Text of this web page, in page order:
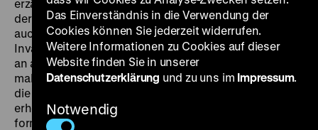
erzählt vom Hurrapatriotismus der Bürger, vom Elend
der Soldaten, vom Schmerz und vom Wahnsinn und
auch von der Vergewaltigung der Frau durch deutsche
Invasoren. Voller Pathos beschwört er die Erinnerung
an all die Opfer: Doch er idealisiert den Tod nicht, er
malt kein Heldengemälde, sondern macht die Toten,
die sich vom schlammigen Grund der Schlachtfelder
erheben und zu einer Armee von lebenden Leichen
formieren, zu Zeugen der Anklage. Mögen die
Das Einverständnis in die Verwendung der
Cookies können Sie jederzeit widerrufen.
Weitere Informationen zu Cookies auf dieser
Website finden Sie in unserer
Datenschutzerklärung und zu uns im Impressum.
Notwendig